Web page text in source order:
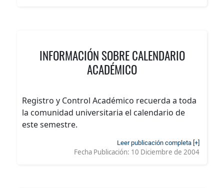
INFORMACIÓN SOBRE CALENDARIO
ACADÉMICO
Registro y Control Académico recuerda a toda
la comunidad universitaria el calendario de
este semestre.
Leer publicación completa [+]
Fecha Publicación: 10 Diciembre de 2004